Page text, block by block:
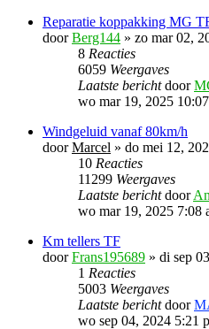
Reparatie koppakking MG
doorBerg144 » zo mar 02,
8 Reacties
6059 Weergaves
Laatste berichtdoor
wo mar 19, 2025
Windgeluid vanaf 80km/h
doorMarcel » do mei 12,
10 Reacties
11299 Weergaves
Laatste berichtdoor
wo mar 19, 2025 7:08
Km tellers TF
doorFrans195689 » di sep
1 Reacties
5003 Weergaves
Laatste berichtdoor
wo sep 04, 2024 5:21